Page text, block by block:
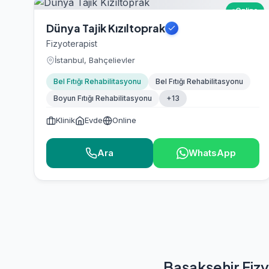
Online
Dünya Tajik Kızıltoprak
Fizyoterapist
İstanbul, Bahçelievler
Bel Fıtığı Rehabilitasyonu
Bel Fıtığı Rehabilitasyonu
Boyun Fıtığı Rehabilitasyonu
+13
Klinik Evde Online
Ara WhatsApp